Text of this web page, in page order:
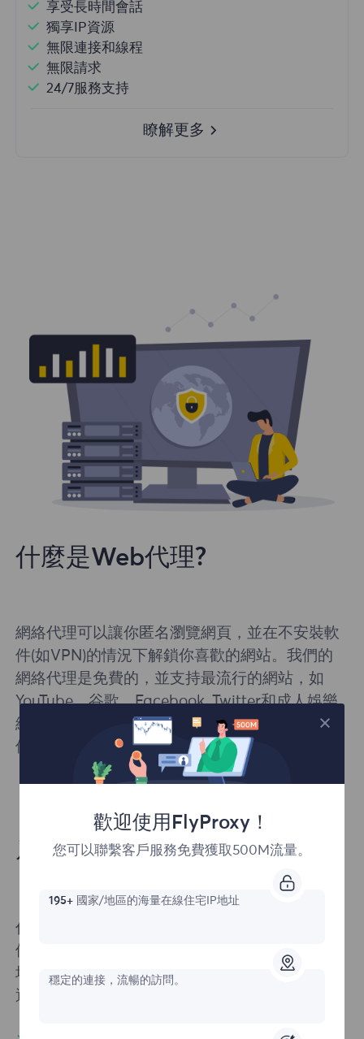
享受長時間會話
獨享IP資源
無限連接和線程
無限請求
24/7服務支持
瞭解更多
什麼是Web代理?
網絡代理可以讓你匿名瀏覽網頁，並在不安裝軟
件(如VPN)的情況下解鎖你喜歡的網站。我們的
網絡代理是免費的，並支持最流行的網站，如
YouTube，谷歌，Facebook, Twitter和成人娛樂
網站。你所有的流量在瀏覽時都是加密的，以確
保你保持匿名。
爲什麼需要Web代理?
代理服務充當您的設備和互聯網之間的中介。它
使用起來很簡單——只要輸入你想要訪問的網
址。您的請求通過代理傳遞到網站，網站內容將
通過同一代理返回給您。
歡迎使用FlyProxy！
您可以聯繫客戶服務免費獲取500M流量。
195+國家/地區的海量在線住宅IP地址
穩定的連接，流暢的訪問。